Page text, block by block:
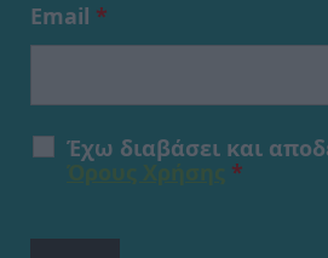
Email *
Έχω διαβάσει και
*